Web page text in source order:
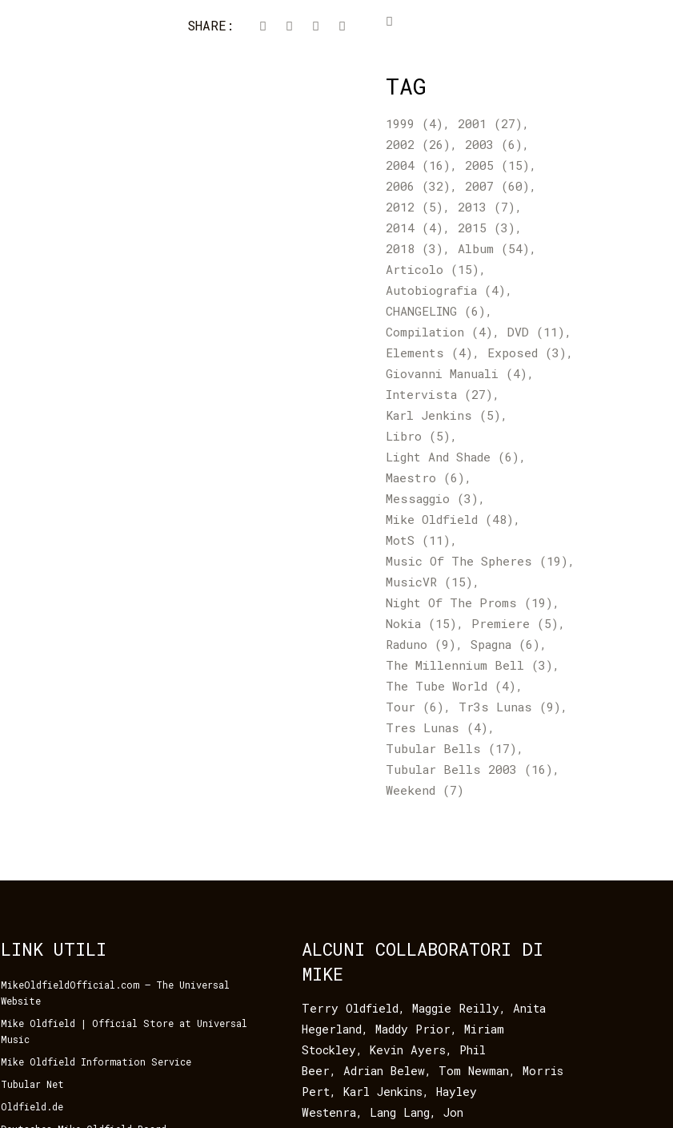
SHARE:
TAG
1999 (4) 2001
(27)
2002 (26) 2003 (6)
2004(16) 2005 (15)
2006 (32) 2007 (60)
2012 (5) 2013 (7)
2014(4) 2015 (3)
2018 (3) Album (54)
Articolo (15)
Autobiografia(4)
CHANGELING (6)
Compilation (4) DVD (11)
Elements (4) Exposed (3)
Giovanni Manuali (4)
Intervista(27)
Karl Jenkins (5)
Libro (5)
Light And Shade (6)
Maestro (6)
Messaggio (3)
Mike Oldfield (48)
MotS (11)
Music Of The Spheres (19)
MusicVR (15)
Night Of The Proms (19)
Nokia(15) Premiere (5)
Raduno (9) Spagna(6)
The Millennium Bell (3)
The Tube World (4)
Tour (6) Tr3s Lunas (9)
Tres Lunas (4)
Tubular Bells (17)
Tubular Bells 2003 (16)
Weekend (7)
LINK UTILI
MikeOldfieldOfficial.com – The Universal
Website
Mike Oldfield | Official Store at Universal
Music
Mike Oldfield Information Service
Tubular Net
Oldfield.de
ALCUNI COLLABORATORI DI
MIKE
Terry Oldfield,Maggie Reilly,Anita
Hegerland,Maddy Prior,Miriam
Stockley,Kevin Ayers, Phil
Beer,Adrian Belew, Tom Newman,Morris
Pert,Karl Jenkins,Hayley
Westenra, Lang Lang,Jon